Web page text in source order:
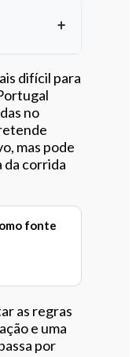
difícil para
no
mas pode
da corrida
fonte
as regras
e uma
por